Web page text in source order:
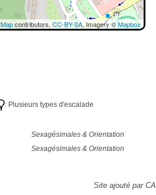
contributors, CC-BY-SA, Imagery ©Mapbox
: Plusieurs types d'escalade
Sexagésimales & Orientation
Sexagésimales & Orientation
Site ajouté par CA